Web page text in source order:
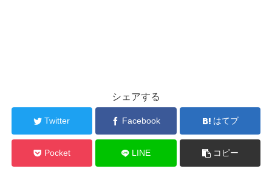
シェアする
Twitter Facebook はてブ
Pocket LINE コピー